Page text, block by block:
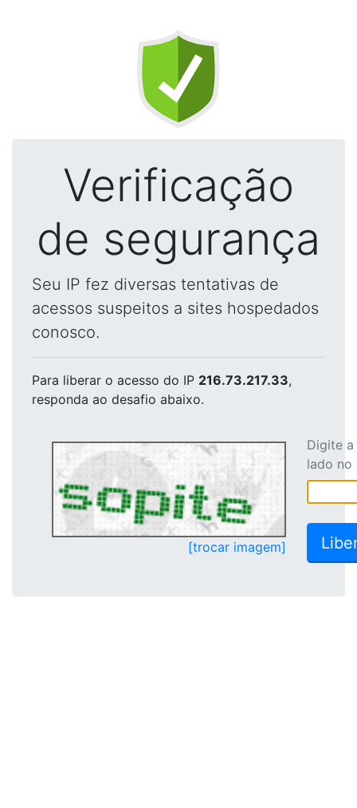
Verificação
de segurança
Seu IP fez diversas tentativas de
acessos suspeitos a sites hospedados
conosco.
Para liberar o acesso do IP 216.73.217.33,
responda ao desafio abaixo.
[trocar imagem]
Digite
lado no